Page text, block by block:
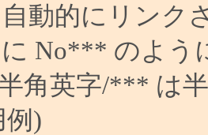
動的にリンク
No*** のよう
角英字/*** は
例)